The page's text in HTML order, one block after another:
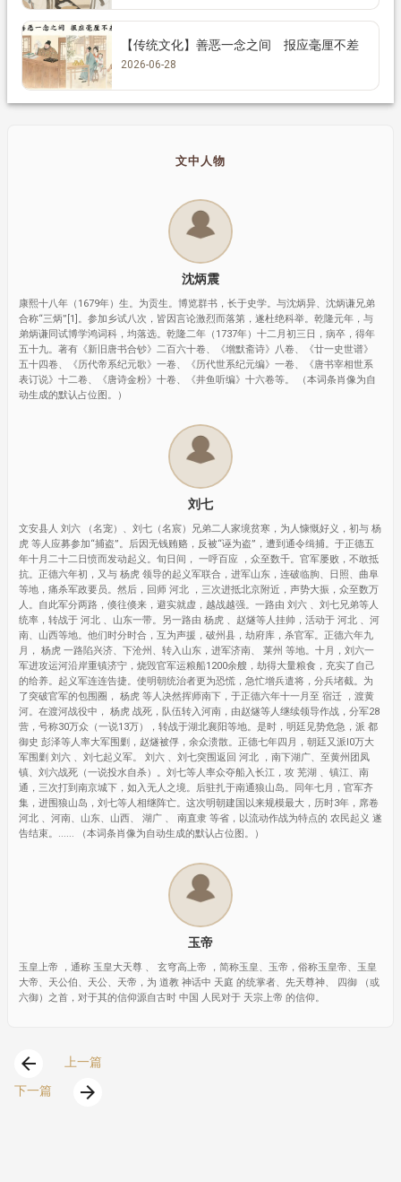
【传统文化】善恶一念之间 报应毫厘不差
2026-06-28
文中人物
沈炳震
康熙十八年（1679年）生。为贡生。博览群书，长于史学。与沈炳异、沈炳谦兄弟
合称“三炳”[1]。参加乡试八次，皆因言论激烈而落第，遂杜绝科举。乾隆元年，与
弟炳谦同试博学鸿词科，均落选。乾隆二年（1737年）十二月初三日，病卒，得年
五十九。著有《新旧唐书合钞》二百六十卷、《增默斋诗》八卷、《廿一史世谱》
五十四卷、《历代帝系纪元歌》一卷、《历代世系纪元编》一卷、《唐书宰相世系
表订说》十二卷、《唐诗金粉》十卷、《井鱼听编》十六卷等。 （本词条肖像为自
动生成的默认占位图。）
刘七
文安县人 刘六 （名宠）、刘七（名宸）兄弟二人家境贫寒，为人慷慨好义，初与 杨
虎 等人应募参加“捕盗”。后因无钱贿赂，反被“诬为盗”，遭到通令缉捕。于正德五
年十月二十二日愤而发动起义。旬日间， 一呼百应 ，众至数千。官军屡败，不敢抵
抗。正德六年初，又与 杨虎 领导的起义军联合，进军山东，连破临朐、日照、曲阜
等地，痛杀军政要员。然后，回师 河北 ，三次进抵北京附近，声势大振，众至数万
人。自此军分两路，倏往倏来，避实就虚，越战越强。一路由 刘六 、刘七兄弟等人
统率，转战于 河北 、山东一带。另一路由 杨虎 、赵燧等人挂帅，活动于 河北 、河
南、山西等地。他们时分时合，互为声援，破州县，劫府库，杀官军。正德六年九
月， 杨虎 一路陷兴济、下沧州、转入山东，进军济南、 莱州 等地。十月，刘六一
军进攻运河沿岸重镇济宁，烧毁官军运粮船1200余艘，劫得大量粮食，充实了自己
的给养。起义军连连告捷。使明朝统治者更为恐慌，急忙增兵遣将，分兵堵截。为
了突破官军的包围圈， 杨虎 等人决然挥师南下，于正德六年十一月至 宿迁 ，渡黄
河。在渡河战役中， 杨虎 战死，队伍转入河南，由赵燧等人继续领导作战，分军28
营，号称30万众（一说13万），转战于湖北襄阳等地。是时，明廷见势危急，派 都
御史 彭泽等人率大军围剿，赵燧被俘，余众溃散。正德七年四月，朝廷又派l0万大
军围剿 刘六 、刘七起义军。 刘六 、刘七突围返回 河北 ，南下湖广、至黄州团凤
镇、刘六战死（一说投水自杀）。刘七等人率众夺船入长江，攻 芜湖 、镇江、南
通，三次打到南京城下，如入无人之境。后驻扎于南通狼山岛。同年七月，官军齐
集，进围狼山岛，刘七等人相继阵亡。这次明朝建国以来规模最大，历时3年，席卷
河北 、河南、山东、山西、 湖广 、 南直隶 等省，以流动作战为特点的 农民起义 遂
告结束。...... （本词条肖像为自动生成的默认占位图。）
玉帝
玉皇上帝 ，通称 玉皇大天尊 、 玄穹高上帝 ，简称玉皇、玉帝，俗称玉皇帝、玉皇
大帝、天公伯、天公、天帝，为 道教 神话中 天庭 的统掌者、先天尊神、 四御 （或
六御）之首，对于其的信仰源自古时 中国 人民对于 天宗上帝 的信仰。
arrow_back
上一篇
下一篇
arrow_forward